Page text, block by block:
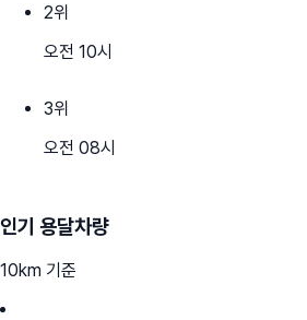
2위
오전 10시
3위
오전 08시
인기 용달차량
10km 기준